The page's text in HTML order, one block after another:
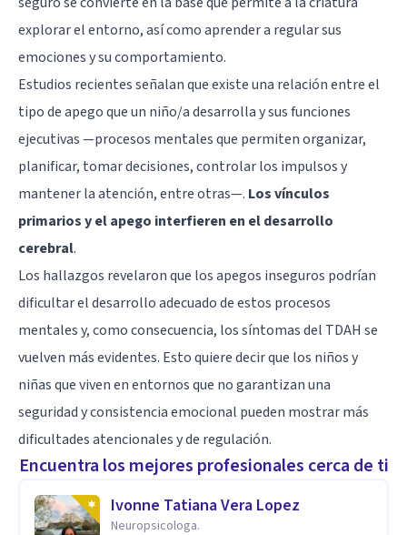
explorar el entorno, así como aprender a regular sus
emociones y su comportamiento.
Estudios recientes señalan que existe una relación entre el
tipo de apego que un niño/a desarrolla y sus funciones
ejecutivas —procesos mentales que permiten organizar,
planificar, tomar decisiones, controlar los impulsos y
mantener la atención, entre otras—. Los vínculos
primarios y el apego interfieren en el desarrollo
cerebral.
Los hallazgos revelaron que los apegos inseguros podrían
dificultar el desarrollo adecuado de estos procesos
mentales y, como consecuencia, los síntomas del TDAH se
vuelven más evidentes. Esto quiere decir que los niños y
niñas que viven en entornos que no garantizan una
seguridad y consistencia emocional pueden mostrar más
dificultades atencionales y de regulación.
Encuentra los mejores profesionales cerca de ti
Ivonne Tatiana Vera Lopez
Neuropsicologa.